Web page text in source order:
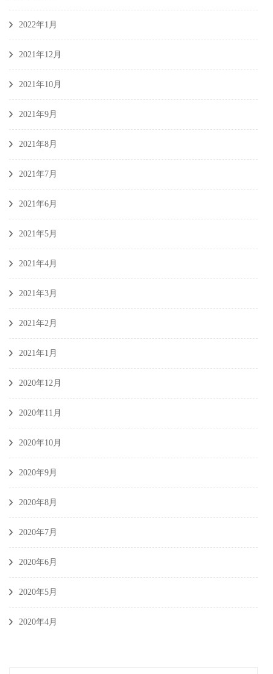
2022年1月
2021年12月
2021年10月
2021年9月
2021年8月
2021年7月
2021年6月
2021年5月
2021年4月
2021年3月
2021年2月
2021年1月
2020年12月
2020年11月
2020年10月
2020年9月
2020年8月
2020年7月
2020年6月
2020年5月
2020年4月